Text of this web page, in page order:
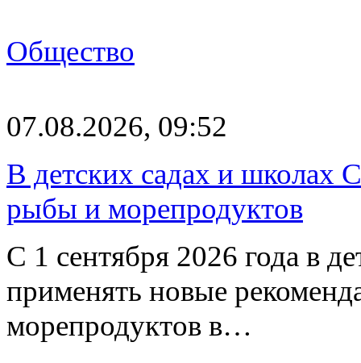
Общество
07.08.2026, 09:52
В детских садах и школах
рыбы и морепродуктов
С 1 сентября 2026 года в
применять новые
морепродуктов в…